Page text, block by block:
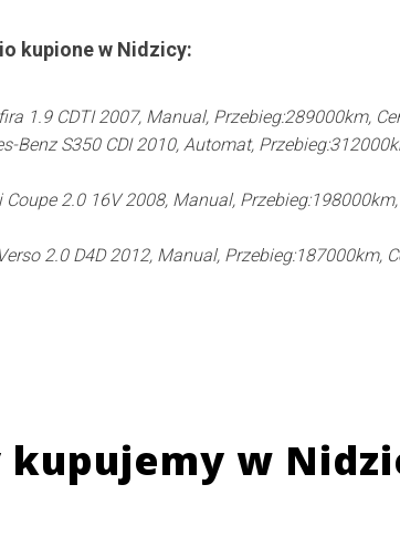
kupione w Nidzicy:
1.9 CDTI 2007, Manual, Przebieg:289000km,
Benz S350 CDI 2010, Automat,
Coupe 2.0 16V 2008, Manual,
2.0 D4D 2012, Manual, Przebieg:187000km,
kupujemy w